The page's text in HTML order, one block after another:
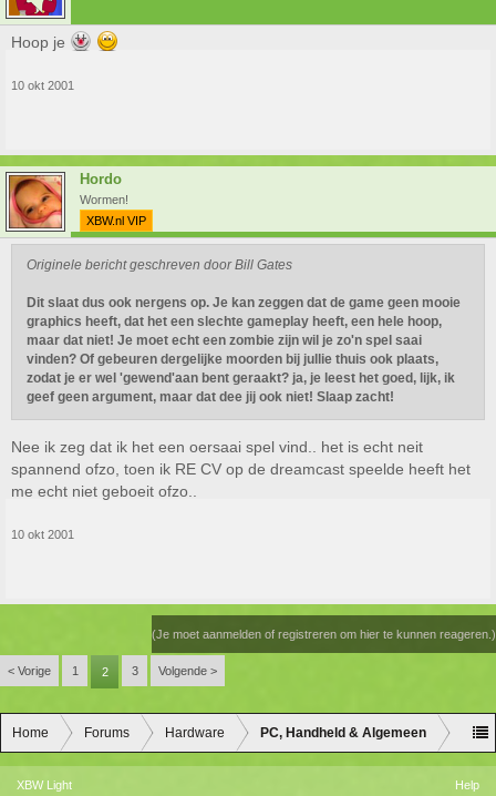
Hoop je
10 okt 2001
Hordo
Wormen!
XBW.nl VIP
Originele bericht geschreven door Bill Gates
Dit slaat dus ook nergens op. Je kan zeggen dat de game geen mooie
graphics heeft, dat het een slechte gameplay heeft, een hele hoop,
maar dat niet! Je moet echt een zombie zijn wil je zo'n spel saai
vinden? Of gebeuren dergelijke moorden bij jullie thuis ook plaats,
zodat je er wel 'gewend'aan bent geraakt? ja, je leest het goed, lijk, ik
geef geen argument, maar dat dee jij ook niet! Slaap zacht!
Nee ik zeg dat ik het een oersaai spel vind.. het is echt neit
spannend ofzo, toen ik RE CV op de dreamcast speelde heeft het
me echt niet geboeit ofzo..
10 okt 2001
(Je moet aanmelden of registreren om hier te kunnen reageren.)
< Vorige 1 2 3 Volgende >
Home Forums Hardware PC, Handheld & Algemeen
XBW Light Help